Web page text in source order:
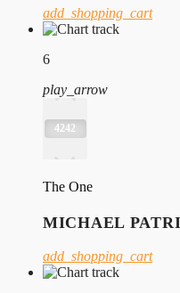
add_shopping_cart
6
play_arrow
4242
The One
MICHAEL
add_shopping_cart